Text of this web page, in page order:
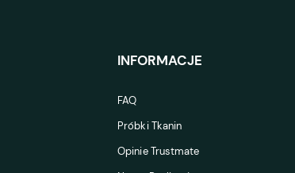
INFORMACJE
FAQ
Próbki Tkanin
Opinie Trustmate